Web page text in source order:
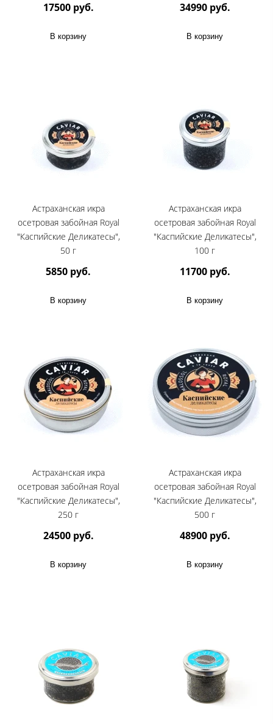
17500 руб.
В корзину
34990 руб.
В корзину
Астраханская икра
осетровая забойная Royal
"Каспийские Деликатесы",
50 г
5850 руб.
В корзину
Астраханская икра
осетровая забойная Royal
"Каспийские Деликатесы",
100 г
11700 руб.
В корзину
Астраханская икра
осетровая забойная Royal
"Каспийские Деликатесы",
250 г
24500 руб.
В корзину
Астраханская икра
осетровая забойная Royal
"Каспийские Деликатесы",
500 г
48900 руб.
В корзину